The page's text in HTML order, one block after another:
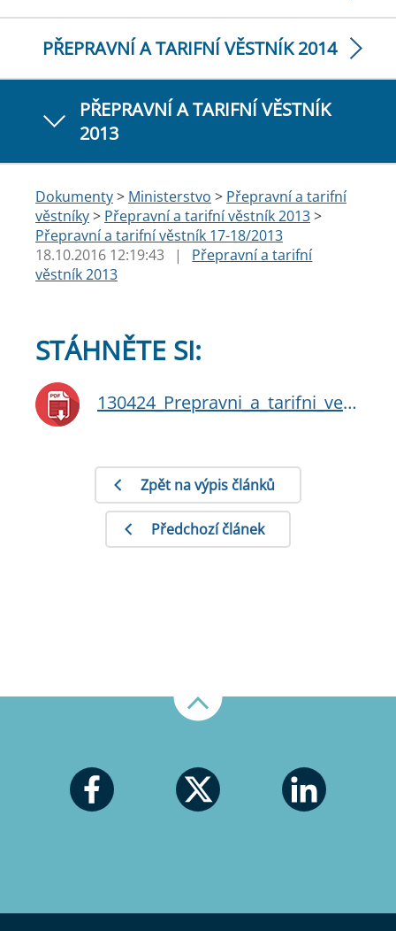
PŘEPRAVNÍ A TARIFNÍ VĚSTNÍK 2014
PŘEPRAVNÍ A TARIFNÍ VĚSTNÍK
2013
Dokumenty> Ministerstvo > Přepravní a tarifní
věstníky> Přepravní a tarifní věstník 2013>
Přepravní a tarifní věstník 17-18/2013
18.10.2016 12:19:43
|
Přepravní a tarifní
věstník 2013
STÁHNĚTE SI:
130424_Prepravni_a_tarifni_vestnik_1718a.pdf
Zpět na výpis článků
Předchozí článek